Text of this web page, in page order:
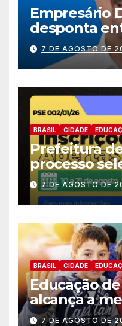
Empresário
desponta
nomes do
deputado
7 DE AGOSTO DE
BRASIL CIDADE
Prefeitura
processo
estagiários
7 DE AGOSTO DE
BRASIL CIDADE
Educação
alcança a
história no
7 DE AGOSTO DE